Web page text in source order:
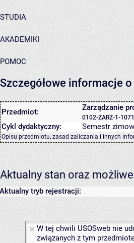
STUDIA
AKADEMIKI
POMOC
Szczegółowe informacje
Przedmiot: Zarządzanie
0102-ZARZ-1-
Cykl dydaktyczny: Semestr
Opisu przedmiotu, zasad zaliczania i innych
Aktualny stan oraz
Aktualny tryb rejestracji:
W tej chwili USOSweb nie
związanych z tym